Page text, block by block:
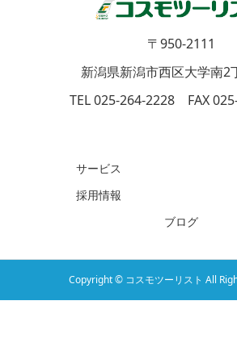
〒950-2111
新潟県新潟市西区大学南2
TEL 025-264-2228 FAX
サービス
採用情報
ブログ
Copyright © コスモツーリスト All